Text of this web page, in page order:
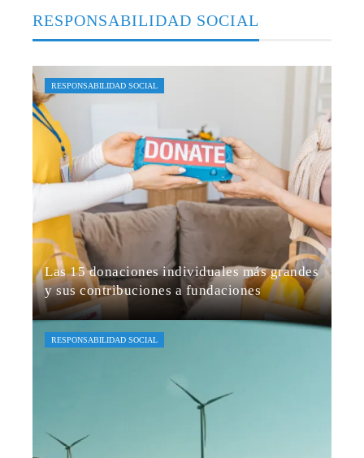
RESPONSABILIDAD SOCIAL
Las 15 donaciones individuales más grandes
y sus contribuciones a fundaciones
Jaime B. Bruzual Hace 4 días
RESPONSABILIDAD SOCIAL
RESPONSABILIDAD SOCIAL